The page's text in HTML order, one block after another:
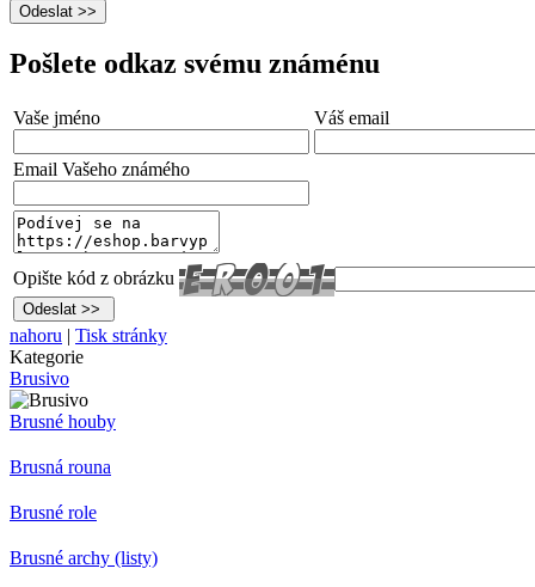
Pošlete odkaz svému známénu
Vaše jméno Váš email
Email Vašeho známého
Opište kód z obrázku
nahoru | Tisk stránky
Kategorie
Brusivo
Brusné houby
Brusná rouna
Brusné role
Brusné archy (listy)